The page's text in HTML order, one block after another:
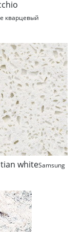
кварцевый
whiteSamsung